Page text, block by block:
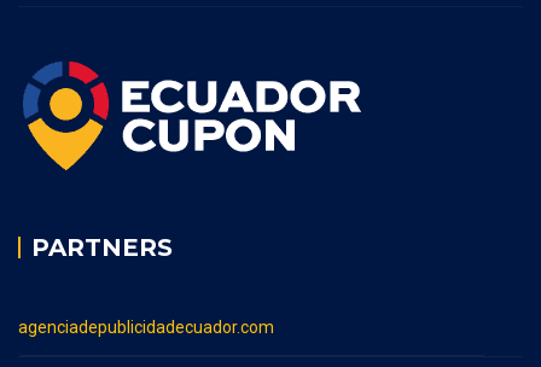
PARTNERS
agenciadepublicidadecuador.com